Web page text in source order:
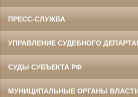
ПРЕСС-СЛУЖБА
УПРАВЛЕНИЕ СУДЕБНОГО
СУДЫ СУБЪЕКТА РФ
МУНИЦИПАЛЬНЫЕ ОРГАНЫ